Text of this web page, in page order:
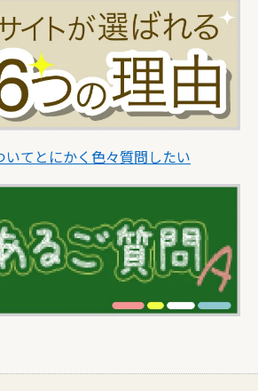
いてとにかく色々質問したい